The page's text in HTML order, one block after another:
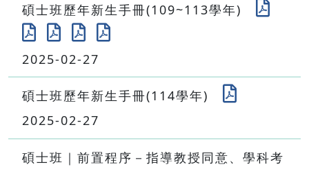
碩士班歷年新生手冊(109~113學年)
2025-02-27
碩士班歷年新生手冊(114學年)
2025-02-27
碩士班｜前置程序－指導教授同意、學科考